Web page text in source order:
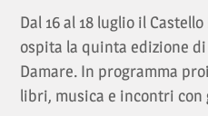
Dal 16 al 18 luglio il
ospita la quinta edizione
Damare. In programma
libri, musica e incontri con